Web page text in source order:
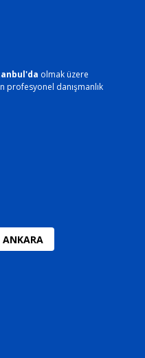
olmak üzere
profesyonel danışmanlık
ANKARA